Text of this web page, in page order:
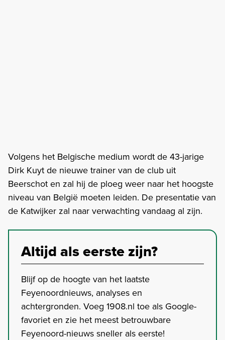
Volgens het Belgische medium wordt de 43-jarige
Dirk Kuyt de nieuwe trainer van de club uit
Beerschot en zal hij de ploeg weer naar het hoogste
niveau van België moeten leiden. De presentatie van
de Katwijker zal naar verwachting vandaag al zijn.
Altijd als eerste zijn?
Blijf op de hoogte van het laatste
Feyenoordnieuws, analyses en
achtergronden. Voeg 1908.nl toe als Google-
favoriet en zie het meest betrouwbare
Feyenoord-nieuws sneller als eerste!